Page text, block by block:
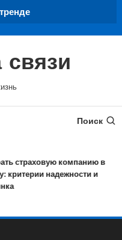
связи
Поиск
страховую компанию в
критерии надежности и